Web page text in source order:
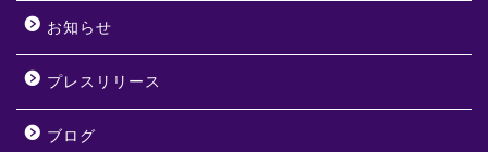
お知らせ
プレスリリース
ブログ